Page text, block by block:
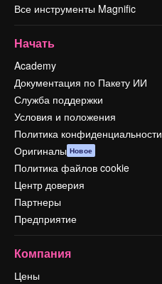
Все инструменты Magnific
Начать
Academy
Документация по Пакету ИИ
Служба поддержки
Условия и положения
Политика конфиденциальности
Оригиналы Новое
Политика файлов cookie
Центр доверия
Партнеры
Предприятие
Компания
Цены